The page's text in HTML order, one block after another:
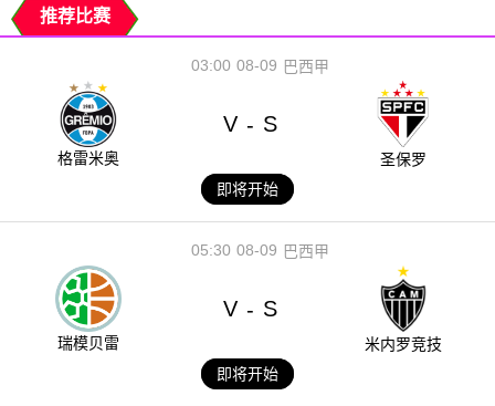
推荐比赛
08-09
03:00 巴西甲
格雷米奥
V - S
圣保罗
即将开始
08-09
05:30 巴西甲
瑞模贝雷
V - S
米内罗竞技
即将开始